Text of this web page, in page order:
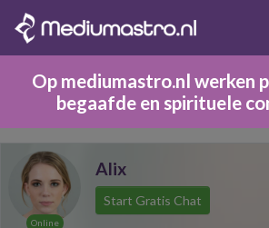
Op mediumastro.nl werken
begaafde en spirituele
Online
Alix
Start Gratis Chat